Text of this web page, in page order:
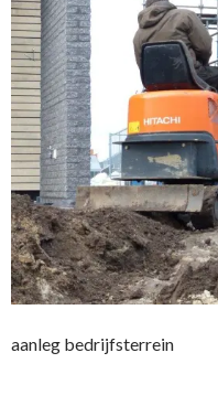
aanleg bedrijfsterrein